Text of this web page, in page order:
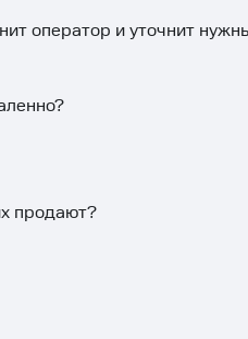
оператор и уточнит
продают?